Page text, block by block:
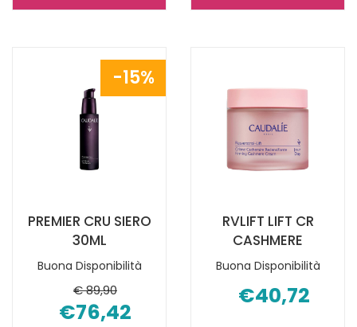
RICARICA30ML AL
CARRELLO
CARRELLO
PREMIER CRU SIERO
30ML
Buona Disponibilità
15%
€ 89,90
€76,42
RVLIFT LIFT CR
CASHMERE
Buona Disponibilità
€40,72